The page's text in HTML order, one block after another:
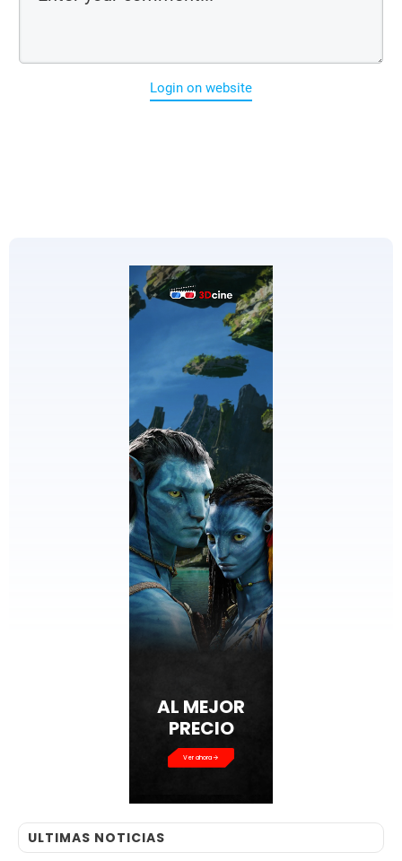
Login on website
AL MEJOR
PRECIO
Ver ahora
ULTIMAS NOTICIAS